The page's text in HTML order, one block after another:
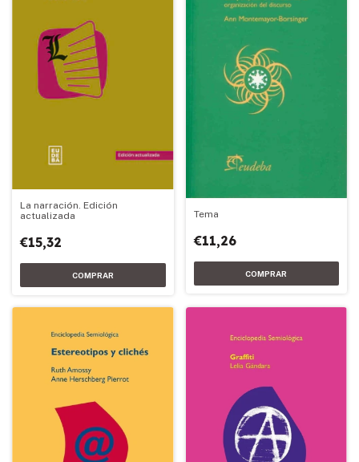
La narración. Edición
actualizada
€15,32
Tema
€11,26